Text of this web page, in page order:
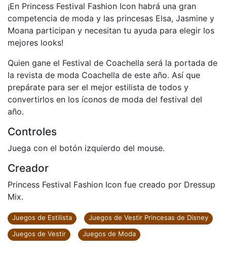
¡En Princess Festival Fashion Icon habrá una gran
competencia de moda y las princesas Elsa, Jasmine y
Moana participan y necesitan tu ayuda para elegir los
mejores looks!
Quien gane el Festival de Coachella será la portada de
la revista de moda Coachella de este año. Así que
prepárate para ser el mejor estilista de todos y
convertirlos en los íconos de moda del festival del
año.
Controles
Juega con el botón izquierdo del mouse.
Creador
Princess Festival Fashion Icon fue creado por Dressup
Mix.
Juegos de Estilista
Juegos de Vestir Princesas de Disney
Juegos de Vestir
Juegos de Moda